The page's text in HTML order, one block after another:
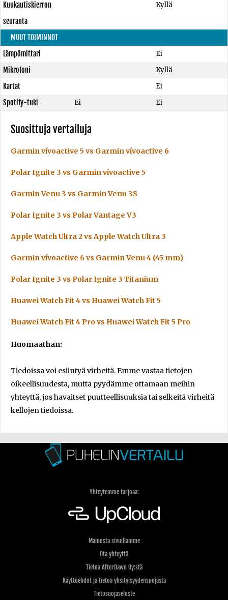
Kuukautiskierron
seuranta
Kyllä
MUUT TOIMINNOT
Lämpömittari
Ei
Mikrofoni
Kyllä
Kartat
Ei
Spotify-tuki
Ei Ei
Suosittuja vertailuja
Garmin vívoactive 5 vs Garmin vívoactive 6
Polar Ignite 3 vs Garmin vívoactive 5
Garmin Venu 3 vs Garmin Venu 3S
Polar Ignite 3 vs Polar Vantage V3
Apple Watch Ultra 2 vs Apple Watch Ultra 3
Garmin vívoactive 6 vs Garmin Venu 4 (45 mm)
Polar Ignite 3 vs Polar Ignite 3 Titanium
Huawei Watch Fit 4 vs Huawei Watch Fit 5
Huawei Watch Fit 4 Pro vs Huawei Watch Fit 5 Pro
Huomaathan:
Tiedoissa voi esiintyä virheitä. Emme vastaa tietojen
oikeellisuudesta, mutta pyydämme ottamaan meihin
yhteyttä, jos havaitset puutteellisuuksia tai selkeitä virheitä
kellojen tiedoissa.
Yhteytemme tarjoaa:
Mainosta sivuillamme
Ota yhteyttä
Tietoa AfterDawn Oy:stä
Käyttöehdot ja tietoa yksityisyydensuojasta
Tietosuojaseloste